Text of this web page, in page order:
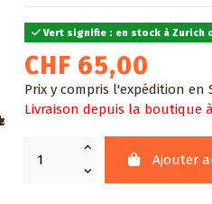
Vert signifie : en stock à Zurich
CHF 65,00
Prix y compris l'expédition en
Livraison depuis la boutique
Ajouter